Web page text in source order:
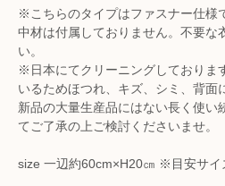
※こちらのタイプはファスナー仕様
中材は付属しておりません。不要な
い。
※日本にてクリーニングしておりま
いるためほつれ、キズ、シミ、背面
新品の大量生産品にはない長く使い
てご了承の上ご検討くださいませ。
size 一辺約60cm×H20㎝ ※目安サイ